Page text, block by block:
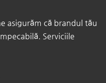
asigurăm că brandul tău
Serviciile